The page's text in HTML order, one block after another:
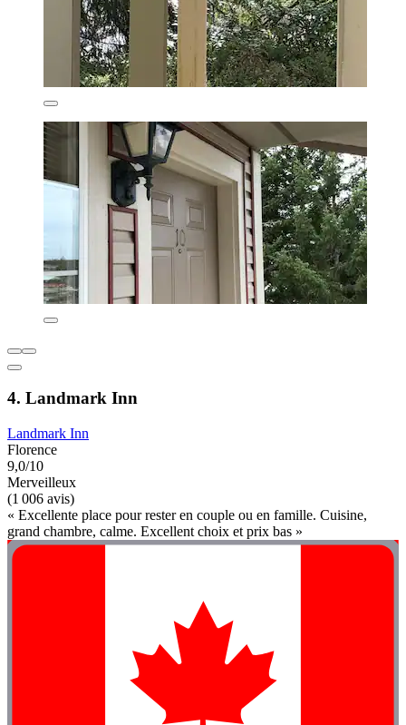
4. Landmark Inn
Landmark Inn
Florence
9,0/10
Merveilleux
(1 006 avis)
« Excellente place pour rester en couple ou en famille. Cuisine,
grand chambre, calme. Excellent choix et prix bas »